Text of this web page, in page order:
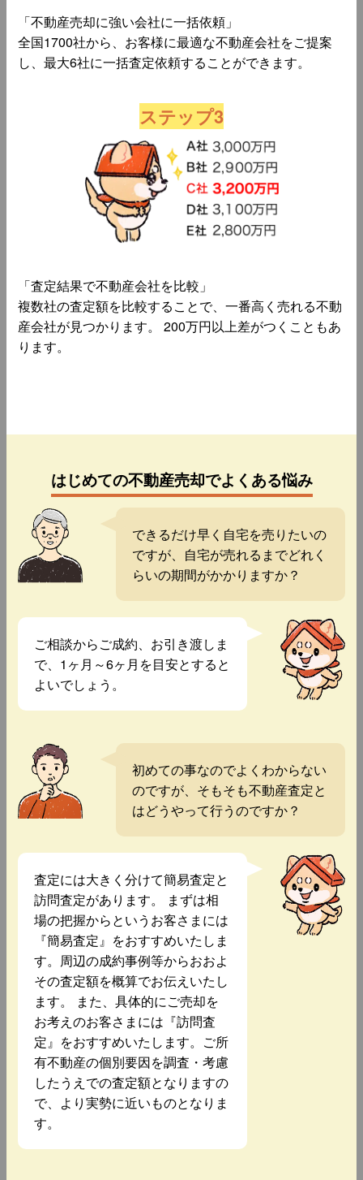
「不動産売却に強い会社に一括依頼」
全国1700社から、お客様に最適な不動産会社をご提案
し、最大6社に一括査定依頼することができます。
ステップ3
「査定結果で不動産会社を比較」
複数社の査定額を比較することで、一番高く売れる不動
産会社が見つかります。 200万円以上差がつくこともあ
ります。
はじめての不動産売却でよくある悩み
できるだけ早く自宅を売りたいの
ですが、自宅が売れるまでどれく
らいの期間がかかりますか？
ご相談からご成約、お引き渡しま
で、1ヶ月～6ヶ月を目安とすると
よいでしょう。
初めての事なのでよくわからない
のですが、そもそも不動産査定と
はどうやって行うのですか？
査定には大きく分けて簡易査定と
訪問査定があります。 まずは相
場の把握からというお客さまには
『簡易査定』をおすすめいたしま
す。周辺の成約事例等からおおよ
その査定額を概算でお伝えいたし
ます。 また、具体的にご売却を
お考えのお客さまには『訪問査
定』をおすすめいたします。ご所
有不動産の個別要因を調査・考慮
したうえでの査定額となりますの
で、より実勢に近いものとなりま
す。